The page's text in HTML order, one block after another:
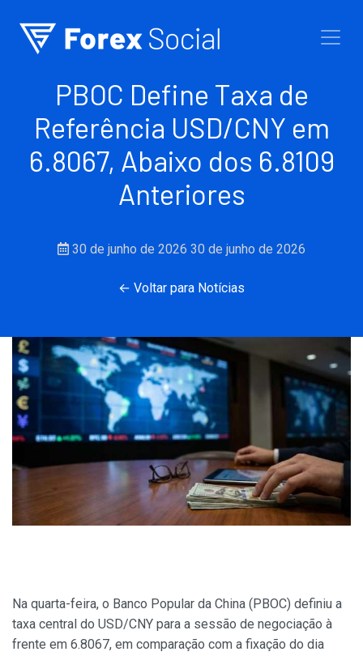
PBOC Define Taxa de
Referência USD/CNY em
6.8067, Abaixo dos 6.8109
Anteriores
30 de junho de 2026 30 de junho de 2026
← Voltar para Notícias
Na quarta-feira, o Banco Popular da China (PBOC) definiu a
taxa central do USD/CNY para a sessão de negociação à
frente em 6.8067, em comparação com a fixação do dia